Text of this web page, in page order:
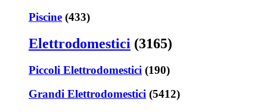
Piscine (433)
Elettrodomestici (3165)
Piccoli Elettrodomestici (190)
Grandi Elettrodomestici (5412)